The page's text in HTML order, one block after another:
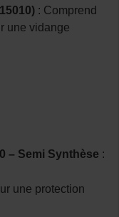
: Comprend
une vidange
– Semi Synthèse :
une protection